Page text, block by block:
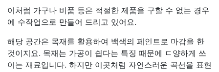
이처럼 가구나 비품 등은 적절한 제품을 구할 수 없는 경우
에 수작업으로 만들어 드리고 있어요.
해당 공간은 목재를 활용하여 백색의 페인트로 마감을 한
것이지요. 목재는 가공이 쉽다는 특징 때문에 ㄷ양하게 쓰
이는 재료입니다. 하지만 이곳처럼 자연스러운 곡선을 표현